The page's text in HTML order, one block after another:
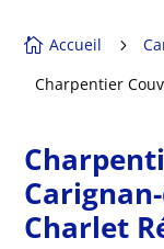
 Accueil 5
Charpentier
Charlet